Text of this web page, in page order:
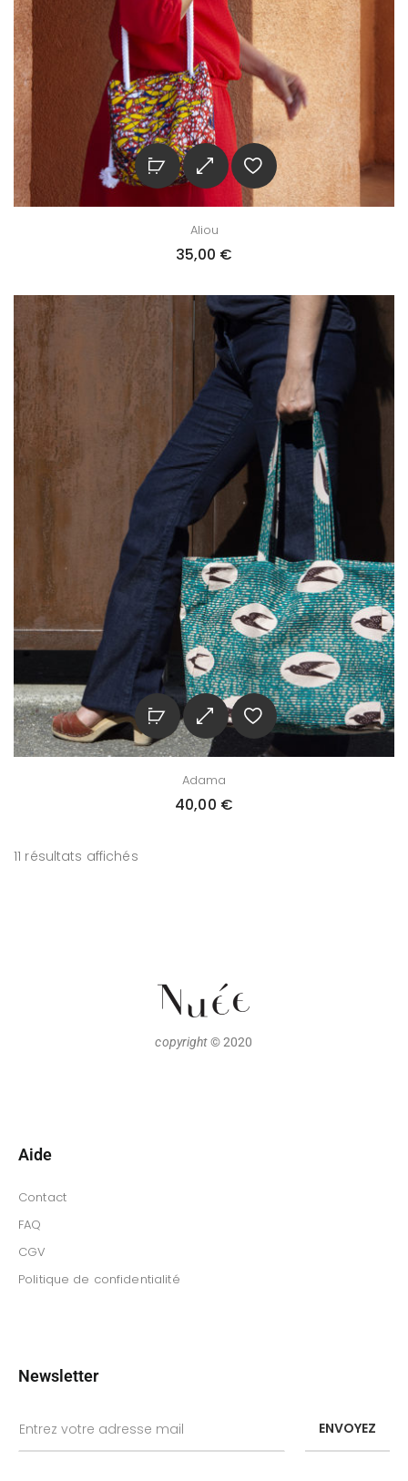
Aliou
35,00 €
Adama
40,00 €
11 résultats affichés
copyright© 2020
Aide
Contact
FAQ
CGV
Politique de confidentialité
Newsletter
ENVOYEZ